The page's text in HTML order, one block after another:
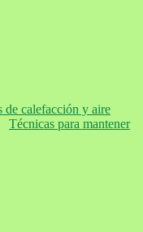
de calefacción y aire
Técnicas para mantener